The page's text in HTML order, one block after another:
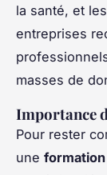
la santé, et
entreprises
masses de
Importance
Pour rester
une